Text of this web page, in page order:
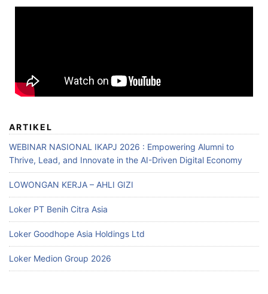
ARTIKEL
WEBINAR NASIONAL IKAPJ 2026 : Empowering Alumni to
Thrive, Lead, and Innovate in the AI-Driven Digital Economy
LOWONGAN KERJA – AHLI GIZI
Loker PT Benih Citra Asia
Loker Goodhope Asia Holdings Ltd
Loker Medion Group 2026